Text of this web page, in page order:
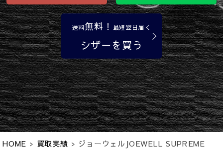
送料無料！ 最短翌日届く
シザーを買う
HOME > 買取実績 > ジョーウェルJOEWELL SUPREME